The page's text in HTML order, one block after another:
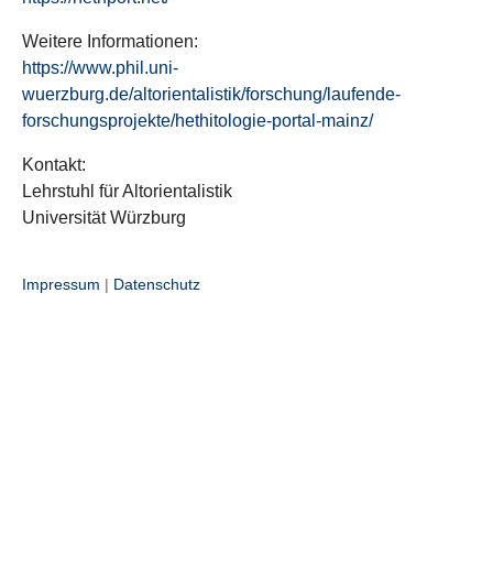
Weitere Informationen:
https://www.phil.uni-
wuerzburg.de/altorientalistik/forschung/laufende-
forschungsprojekte/hethitologie-portal-mainz/
Kontakt:
Lehrstuhl für Altorientalistik
Universität Würzburg
Impressum | Datenschutz